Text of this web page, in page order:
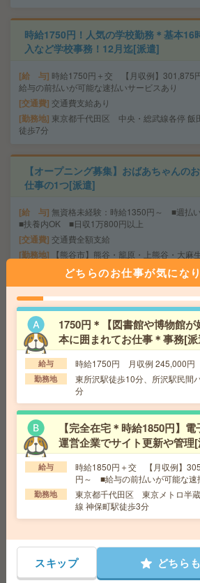
時給1750円！人気の学校勤務＊基本16
入など学校事務！12月迄[派遣]
給 与 時給1750円＋交 【月収例】
給与の前払いが可能な速払いサービスあり
交通費 交通費支給あり
勤務地 東京都千代田区 中央・総武線各停 飯
徒歩7分
【オープニング募集】おばあちゃんの
仕事の1つ[派遣]
給 与 無資格未経験：時給1350円～ ■週払
■扶養内OK ■日収1万800円以上
交通費 交通費全額支給
勤務地
【熊谷市】熊谷・籠原・上熊谷・大麻
原など勤務地多数！
【社員前提】未経験OK！駅チカ！《
航空記念館での総務業務[正社員への紹
給 与 時給1650円 月収例 25万円 時給1650
働7h15m×週5日×4週+残業10h ※月収例を保証す
のではありません。
交通費 1ヶ月3万円を上限として実費支給
勤務地 新宿線 航空公園 徒歩1分 新宿
徒歩14分
完全在宅＊時給1900円！週4日＆10-15
ービス企業で営業事務[派遣]
給 与 時給1900円～2100円＋交 ■給与の前
可能な速払いサービスあり
勤務地 東京都千代田区 東京メトロ有楽町線
徒歩1分、東京メトロ半蔵門線 半蔵門駅徒歩5分
どちらのお仕事が気にな
1750円＊【図書館や博物館が
本に囲まれてお仕事＊事務[
給与 時給1750円 月収例 245,000円
勤務地
東所沢駅徒歩10分、所沢駅民間
分
【完全在宅＊時給1850円】
運営企業でサイト更新や管理
給与
時給1850円＋交 【月収例】
円～ ■給与の前払いが可能な速
サービスあり
勤務地
東京都千代田区 東京メトロ半
線 神保町駅徒歩3分
スキップ どちら